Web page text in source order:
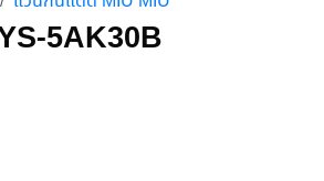
5AK30B